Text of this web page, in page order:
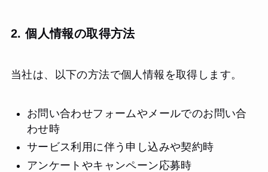
2. 個人情報の取得方法
当社は、以下の方法で個人情報を取得します。
お問い合わせフォームやメールでのお問い合
わせ時
サービス利用に伴う申し込みや契約時
アンケートやキャンペーン応募時